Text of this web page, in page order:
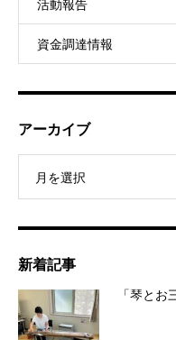
活動報告
資金調達情報
アーカイブ
月を選択
新着記事
「琴とお